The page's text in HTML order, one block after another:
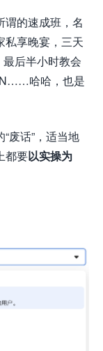
谓的速成班，名
私享晚宴，三天
后半小时教会
哈哈，也是
废话”，适当地
都要以实操为